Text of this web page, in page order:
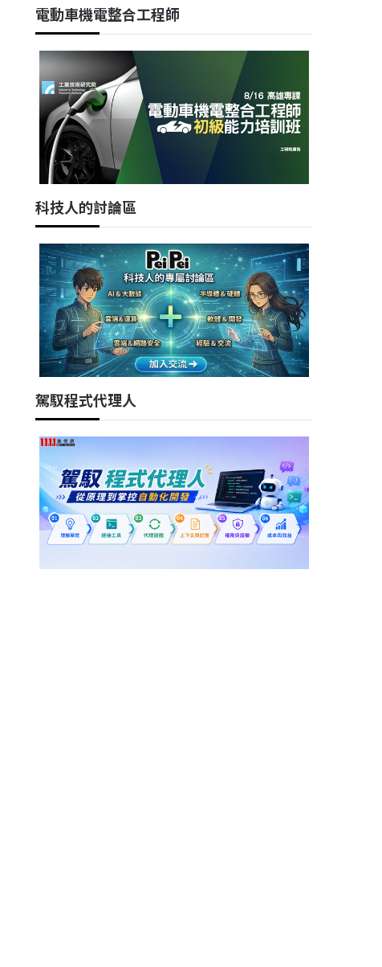
電動車機電整合工程師
科技人的討論區
駕馭程式代理人